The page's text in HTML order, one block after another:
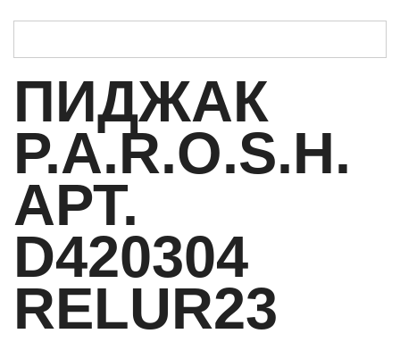
ПИДЖАК
P.A.R.O.S.H.
АРТ.
D420304
RELUR23